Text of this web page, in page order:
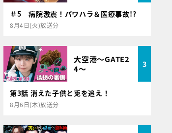
＃5 病院激震！パワハラ＆医療事故!?
8月4日(火)放送分
大空港～GATE2
4～
3
第3話 消えた子供と兎を追え！
8月6日(木)放送分